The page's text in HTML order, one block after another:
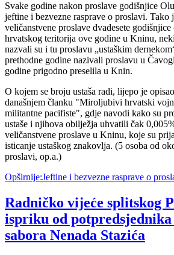
Svake godine nakon proslave godišnjice
jeftine i bezvezne rasprave o proslavi.
veličanstvene proslave dvadesete
hrvatskog teritorija ove godine u Kninu,
nazvali su i tu proslavu „ustaškim
prethodne godine nazivali proslavu u
godine prigodno preselila u Knin.
O kojem se broju ustaša radi, lijepo je
današnjem članku "Miroljubivi hrvatski
militantne pacifiste", gdje navodi kako su
ustaše i njihova obilježja uhvatili čak
veličanstvene proslave u Kninu, koje su
isticanje ustaškog znakovlja. (5 osoba od
proslavi, op.a.)
Opširnije:Jeftine i bezvezne rasprave o
Radničko vijeće splitskog
ispriku od
sabora Nenada Stazića